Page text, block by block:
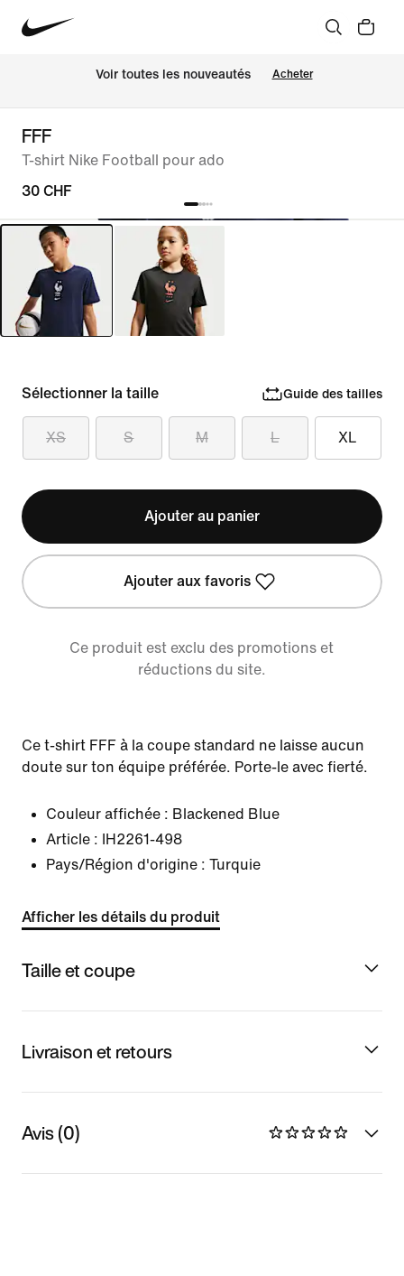
Voir toutes les nouveautés Acheter
FFF
T-shirt Nike Football pour ado
30 CHF
Sélectionner la taille Guide des tailles
XS S M L XL
Ajouter au panier
Ajouter aux favoris
Ce produit est exclu des promotions et
réductions du site.
Ce t-shirt FFF à la coupe standard ne laisse aucun
doute sur ton équipe préférée. Porte-le avec fierté.
Couleur affichée : Blackened Blue
Article :
IH2261-498
Pays/Région d'origine : Turquie
Afficher les détails du produit
Taille et coupe
Livraison et retours
Avis (0)